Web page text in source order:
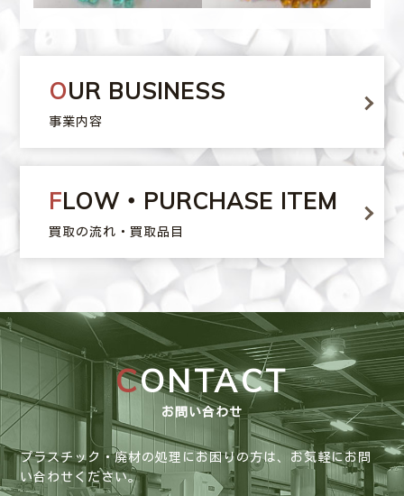
OUR BUSINESS
事業内容
FLOW・PURCHASE ITEM
買取の流れ・買取品目
CONTACT
お問い合わせ
プラスチック・廃材の処理にお困りの方は、お気軽にお問
い合わせください。